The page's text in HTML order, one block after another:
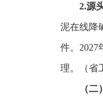
2.源
泥在线降
件。2027
理。（省
（